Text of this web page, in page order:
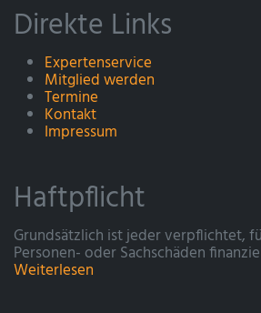
Direkte Links
Expertenservice
Mitglied werden
Termine
Kontakt
Impressum
Haftpflicht
Grundsätzlich ist jeder verpflichtet,
Personen- oder Sachschäden
Weiterlesen